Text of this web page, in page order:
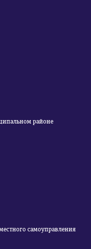
районе
самоуправления